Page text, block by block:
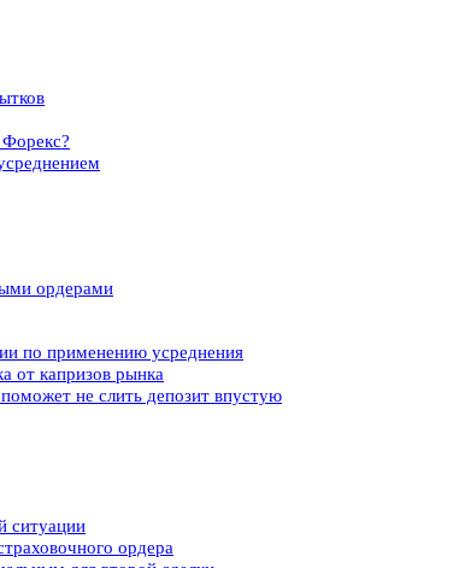
ордерами
по применению усреднения
от капризов рынка
не слить депозит впустую
ситуации
ордера